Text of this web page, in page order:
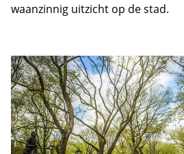
waanzinnig uitzicht op de stad.